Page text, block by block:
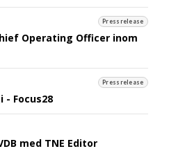
Pressrelease
Operating Officer inom
Pressrelease
Focus28
med TNE Editor